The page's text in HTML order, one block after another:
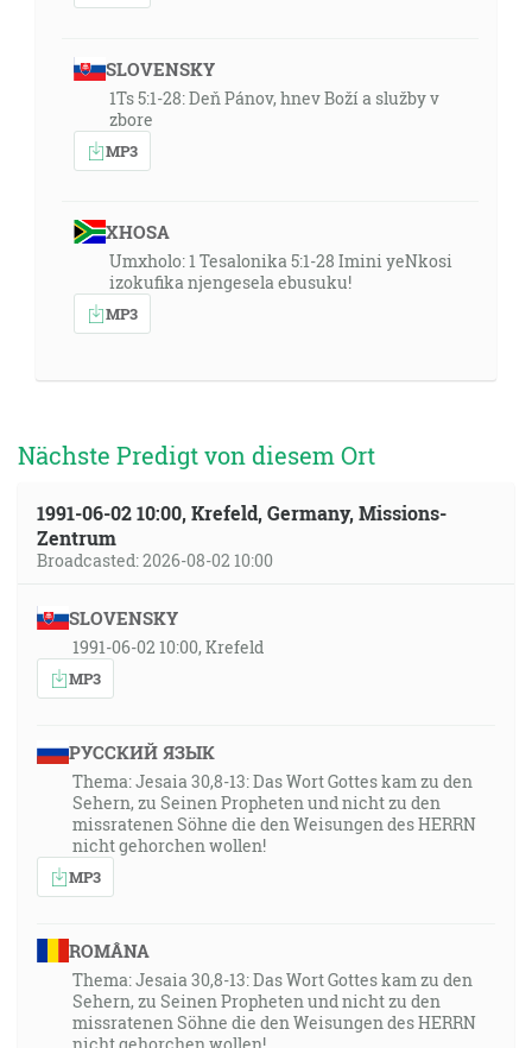
SLOVENSKY
1Ts 5:1-28: Deň Pánov, hnev Boží a služby v
zbore
MP3
XHOSA
Umxholo: 1 Tesalonika 5:1-28 Imini yeNkosi
izokufika njengesela ebusuku!
MP3
Nächste Predigt von diesem Ort
1991-06-02 10:00, Krefeld, Germany, Missions-
Zentrum
Broadcasted: 2026-08-02 10:00
SLOVENSKY
1991-06-02 10:00, Krefeld
MP3
РУССКИЙ ЯЗЫК
Thema: Jesaia 30,8-13: Das Wort Gottes kam zu den
Sehern, zu Seinen Propheten und nicht zu den
missratenen Söhne die den Weisungen des HERRN
nicht gehorchen wollen!
MP3
ROMÂNA
Thema: Jesaia 30,8-13: Das Wort Gottes kam zu den
Sehern, zu Seinen Propheten und nicht zu den
missratenen Söhne die den Weisungen des HERRN